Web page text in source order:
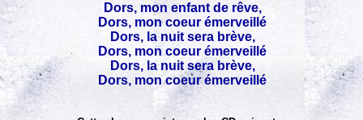
Dors, mon enfant de rêve,
Dors, mon coeur émerveillé
Dors, la nuit sera brève,
Dors, mon coeur émerveillé
Dors, la nuit sera brève,
Dors, mon coeur émerveillé